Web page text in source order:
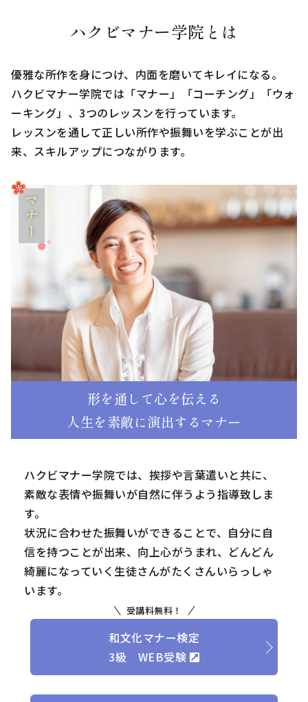
ハクビマナー学院とは
優雅な所作を身につけ、内面を磨いてキレイになる。
ハクビマナー学院では「マナー」「コーチング」「ウォ
ーキング」、3つのレッスンを行っています。
レッスンを通して正しい所作や振舞いを学ぶことが出
来、スキルアップにつながります。
マナー
形を通して心を伝える
人生を素敵に演出するマナー
ハクビマナー学院では、挨拶や言葉遣いと共に、
素敵な表情や振舞いが自然に伴うよう指導致しま
す。
状況に合わせた振舞いができることで、自分に自
信を持つことが出来、向上心がうまれ、どんどん
綺麗になっていく生徒さんがたくさんいらっしゃ
います。
受講料無料！
和文化マナー検定
3級 WEB受験